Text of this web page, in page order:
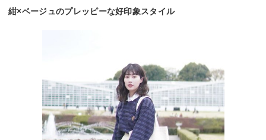
紺×ベージュのプレッピーな好印象スタイル